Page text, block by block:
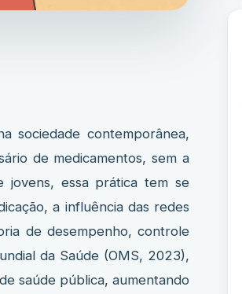
contemporânea,
de medicamentos, sem a
jovens, essa prática tem se
a influência das redes
de desempenho, controle
da Saúde (OMS, 2023),
saúde pública, aumentando